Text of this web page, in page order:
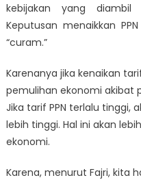
kebijakan yang diambil
Keputusan menaikkan
“curam.”
Karenanya jika kenaikan
pemulihan ekonomi akibat
Jika tarif PPN terlalu tinggi,
lebih tinggi. Hal ini akan
ekonomi.
Karena, menurut Fajri, kita